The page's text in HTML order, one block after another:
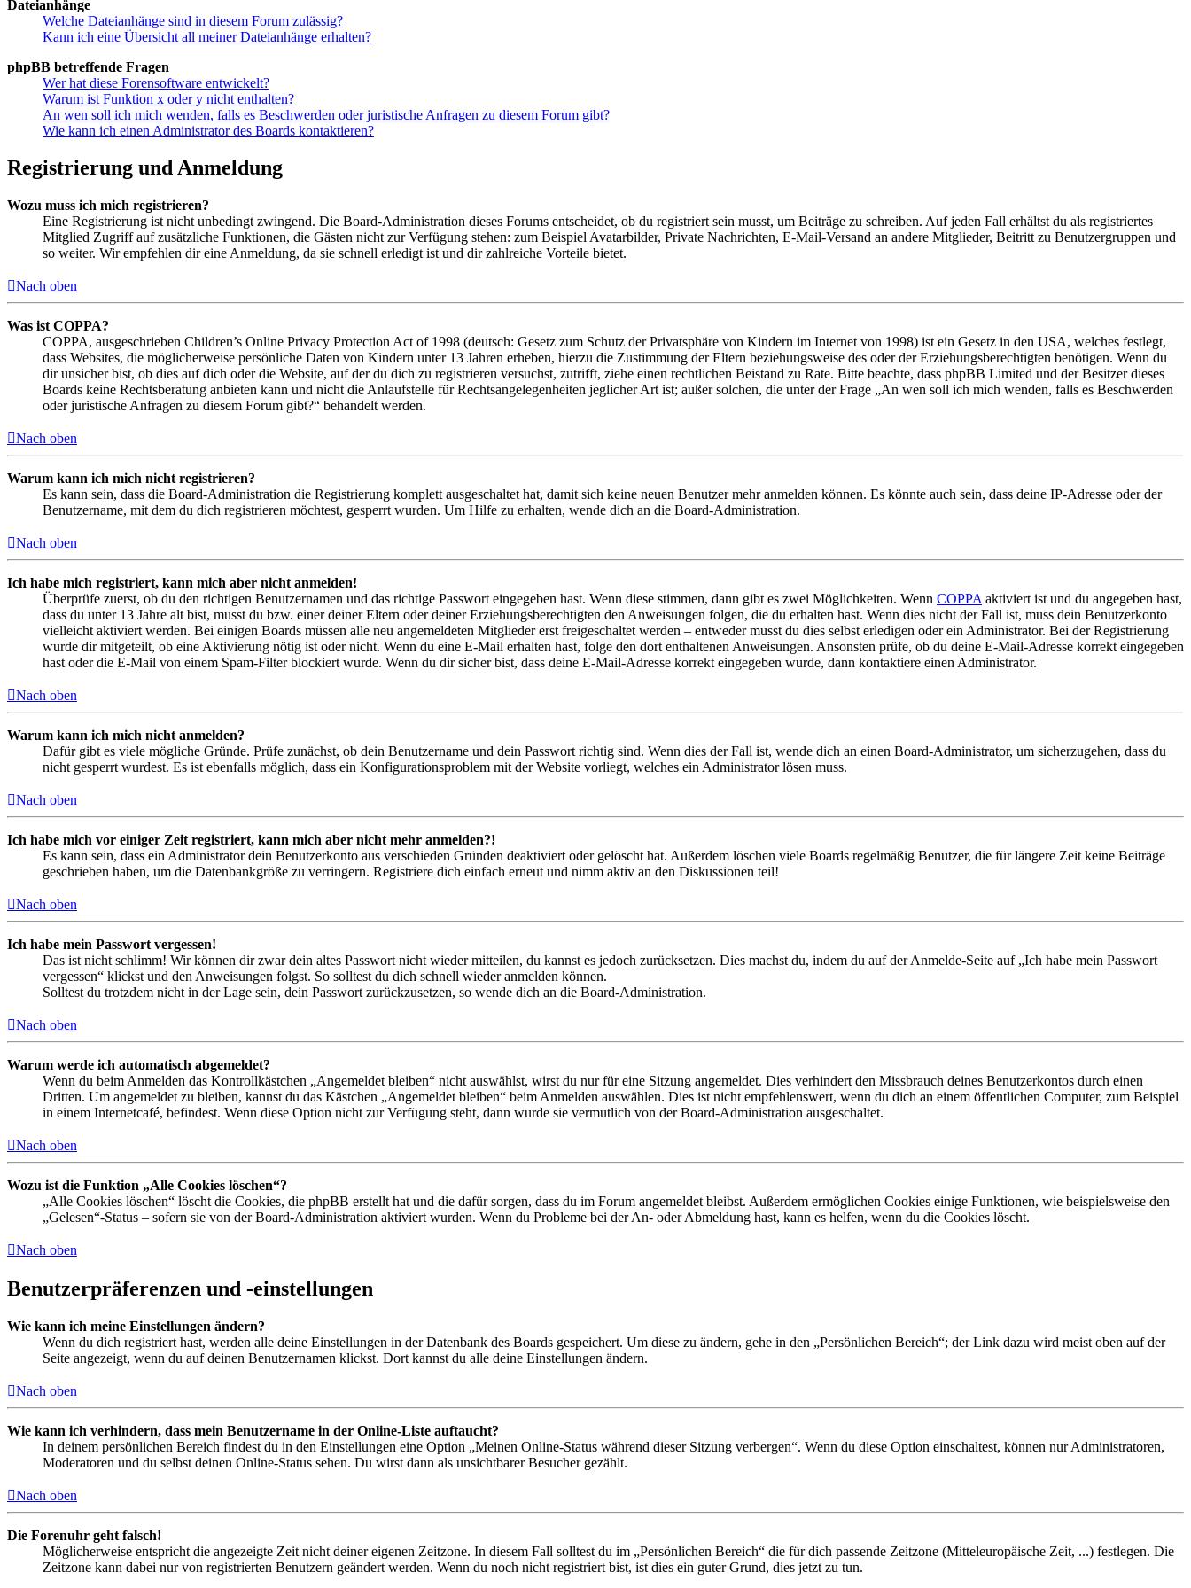
Dateianhänge
Welche Dateianhänge sind in diesem Forum zulässig?
Kann ich eine Übersicht all meiner Dateianhänge erhalten?
phpBB betreffende Fragen
Wer hat diese Forensoftware entwickelt?
Warum ist Funktion x oder y nicht enthalten?
An wen soll ich mich wenden, falls es Beschwerden oder juristische Anfragen zu diesem Forum gibt?
Wie kann ich einen Administrator des Boards kontaktieren?
Registrierung und Anmeldung
Wozu muss ich mich registrieren?
Eine Registrierung ist nicht unbedingt zwingend. Die Board-Administration dieses Forums entscheidet, ob du registriert sein musst, um Beiträge zu schreiben. Auf jeden Fall erhältst du als registriertes
Mitglied Zugriff auf zusätzliche Funktionen, die Gästen nicht zur Verfügung stehen: zum Beispiel Avatarbilder, Private Nachrichten, E-Mail-Versand an andere Mitglieder, Beitritt zu Benutzergruppen und
so weiter. Wir empfehlen dir eine Anmeldung, da sie schnell erledigt ist und dir zahlreiche Vorteile bietet.
Nach oben
Was ist COPPA?
COPPA, ausgeschrieben Children’s Online Privacy Protection Act of 1998 (deutsch: Gesetz zum Schutz der Privatsphäre von Kindern im Internet von 1998) ist ein Gesetz in den USA, welches festlegt,
dass Websites, die möglicherweise persönliche Daten von Kindern unter 13 Jahren erheben, hierzu die Zustimmung der Eltern beziehungsweise des oder der Erziehungsberechtigten benötigen. Wenn du
dir unsicher bist, ob dies auf dich oder die Website, auf der du dich zu registrieren versuchst, zutrifft, ziehe einen rechtlichen Beistand zu Rate. Bitte beachte, dass phpBB Limited und der Besitzer dieses
Boards keine Rechtsberatung anbieten kann und nicht die Anlaufstelle für Rechtsangelegenheiten jeglicher Art ist; außer solchen, die unter der Frage „An wen soll ich mich wenden, falls es Beschwerden
oder juristische Anfragen zu diesem Forum gibt?“ behandelt werden.
Nach oben
Warum kann ich mich nicht registrieren?
Es kann sein, dass die Board-Administration die Registrierung komplett ausgeschaltet hat, damit sich keine neuen Benutzer mehr anmelden können. Es könnte auch sein, dass deine IP-Adresse oder der
Benutzername, mit dem du dich registrieren möchtest, gesperrt wurden. Um Hilfe zu erhalten, wende dich an die Board-Administration.
Nach oben
Ich habe mich registriert, kann mich aber nicht anmelden!
Überprüfe zuerst, ob du den richtigen Benutzernamen und das richtige Passwort eingegeben hast. Wenn diese stimmen, dann gibt es zwei Möglichkeiten. Wenn COPPA aktiviert ist und du angegeben hast,
dass du unter 13 Jahre alt bist, musst du bzw. einer deiner Eltern oder deiner Erziehungsberechtigten den Anweisungen folgen, die du erhalten hast. Wenn dies nicht der Fall ist, muss dein Benutzerkonto
vielleicht aktiviert werden. Bei einigen Boards müssen alle neu angemeldeten Mitglieder erst freigeschaltet werden – entweder musst du dies selbst erledigen oder ein Administrator. Bei der Registrierung
wurde dir mitgeteilt, ob eine Aktivierung nötig ist oder nicht. Wenn du eine E-Mail erhalten hast, folge den dort enthaltenen Anweisungen. Ansonsten prüfe, ob du deine E-Mail-Adresse korrekt eingegeben
hast oder die E-Mail von einem Spam-Filter blockiert wurde. Wenn du dir sicher bist, dass deine E-Mail-Adresse korrekt eingegeben wurde, dann kontaktiere einen Administrator.
Nach oben
Warum kann ich mich nicht anmelden?
Dafür gibt es viele mögliche Gründe. Prüfe zunächst, ob dein Benutzername und dein Passwort richtig sind. Wenn dies der Fall ist, wende dich an einen Board-Administrator, um sicherzugehen, dass du
nicht gesperrt wurdest. Es ist ebenfalls möglich, dass ein Konfigurationsproblem mit der Website vorliegt, welches ein Administrator lösen muss.
Nach oben
Ich habe mich vor einiger Zeit registriert, kann mich aber nicht mehr anmelden?!
Es kann sein, dass ein Administrator dein Benutzerkonto aus verschieden Gründen deaktiviert oder gelöscht hat. Außerdem löschen viele Boards regelmäßig Benutzer, die für längere Zeit keine Beiträge
geschrieben haben, um die Datenbankgröße zu verringern. Registriere dich einfach erneut und nimm aktiv an den Diskussionen teil!
Nach oben
Ich habe mein Passwort vergessen!
Das ist nicht schlimm! Wir können dir zwar dein altes Passwort nicht wieder mitteilen, du kannst es jedoch zurücksetzen. Dies machst du, indem du auf der Anmelde-Seite auf „Ich habe mein Passwort
vergessen“ klickst und den Anweisungen folgst. So solltest du dich schnell wieder anmelden können.
Solltest du trotzdem nicht in der Lage sein, dein Passwort zurückzusetzen, so wende dich an die Board-Administration.
Nach oben
Warum werde ich automatisch abgemeldet?
Wenn du beim Anmelden das Kontrollkästchen „Angemeldet bleiben“ nicht auswählst, wirst du nur für eine Sitzung angemeldet. Dies verhindert den Missbrauch deines Benutzerkontos durch einen
Dritten. Um angemeldet zu bleiben, kannst du das Kästchen „Angemeldet bleiben“ beim Anmelden auswählen. Dies ist nicht empfehlenswert, wenn du dich an einem öffentlichen Computer, zum Beispiel
in einem Internetcafé, befindest. Wenn diese Option nicht zur Verfügung steht, dann wurde sie vermutlich von der Board-Administration ausgeschaltet.
Nach oben
Wozu ist die Funktion „Alle Cookies löschen“?
„Alle Cookies löschen“ löscht die Cookies, die phpBB erstellt hat und die dafür sorgen, dass du im Forum angemeldet bleibst. Außerdem ermöglichen Cookies einige Funktionen, wie beispielsweise den
„Gelesen“-Status – sofern sie von der Board-Administration aktiviert wurden. Wenn du Probleme bei der An- oder Abmeldung hast, kann es helfen, wenn du die Cookies löscht.
Nach oben
Benutzerpräferenzen und -einstellungen
Wie kann ich meine Einstellungen ändern?
Wenn du dich registriert hast, werden alle deine Einstellungen in der Datenbank des Boards gespeichert. Um diese zu ändern, gehe in den „Persönlichen Bereich“; der Link dazu wird meist oben auf der
Seite angezeigt, wenn du auf deinen Benutzernamen klickst. Dort kannst du alle deine Einstellungen ändern.
Nach oben
Wie kann ich verhindern, dass mein Benutzername in der Online-Liste auftaucht?
In deinem persönlichen Bereich findest du in den Einstellungen eine Option „Meinen Online-Status während dieser Sitzung verbergen“. Wenn du diese Option einschaltest, können nur Administratoren,
Moderatoren und du selbst deinen Online-Status sehen. Du wirst dann als unsichtbarer Besucher gezählt.
Nach oben
Die Forenuhr geht falsch!
Möglicherweise entspricht die angezeigte Zeit nicht deiner eigenen Zeitzone. In diesem Fall solltest du im „Persönlichen Bereich“ die für dich passende Zeitzone (Mitteleuropäische Zeit, ...) festlegen. Die
Zeitzone kann dabei nur von registrierten Benutzern geändert werden. Wenn du noch nicht registriert bist, ist dies ein guter Grund, dies jetzt zu tun.